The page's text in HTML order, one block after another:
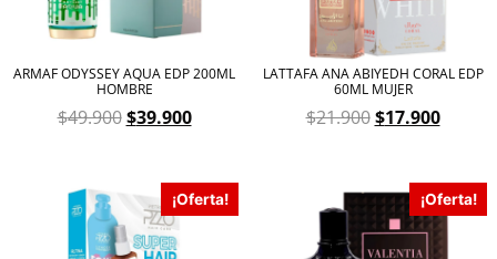
ARMAF ODYSSEY AQUA EDP 200ML
HOMBRE
$49.900 $39.900
LATTAFA ANA ABIYEDH CORAL EDP
60ML MUJER
$21.900 $17.900
¡Oferta! ¡Oferta!